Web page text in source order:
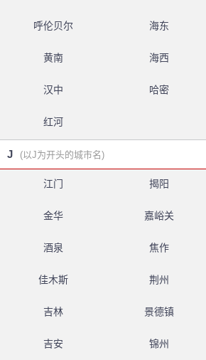
呼伦贝尔 海东
黄南 海西
汉中 哈密
红河
J (以J为开头的城市名)
江门 揭阳
金华 嘉峪关
酒泉 焦作
佳木斯 荆州
吉林 景德镇
吉安 锦州